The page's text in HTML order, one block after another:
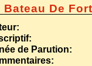
Bateau De
de Parution: